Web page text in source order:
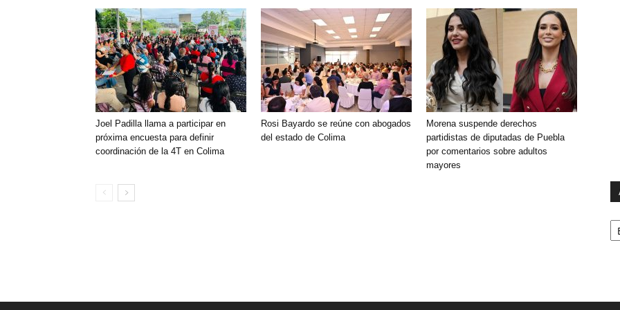
Joel Padilla llama a participar en
próxima encuesta para definir
coordinación de la 4T en Colima
Rosi Bayardo se reúne con abogados
del estado de Colima
Morena suspende derechos
partidistas de diputadas de Puebla
por comentarios sobre adultos
mayores